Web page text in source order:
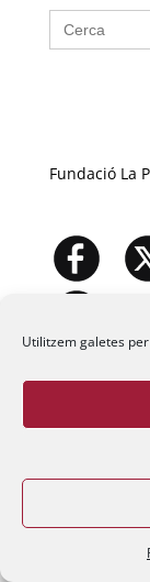
Utilitzem galetes
Buscar:
Fundació La